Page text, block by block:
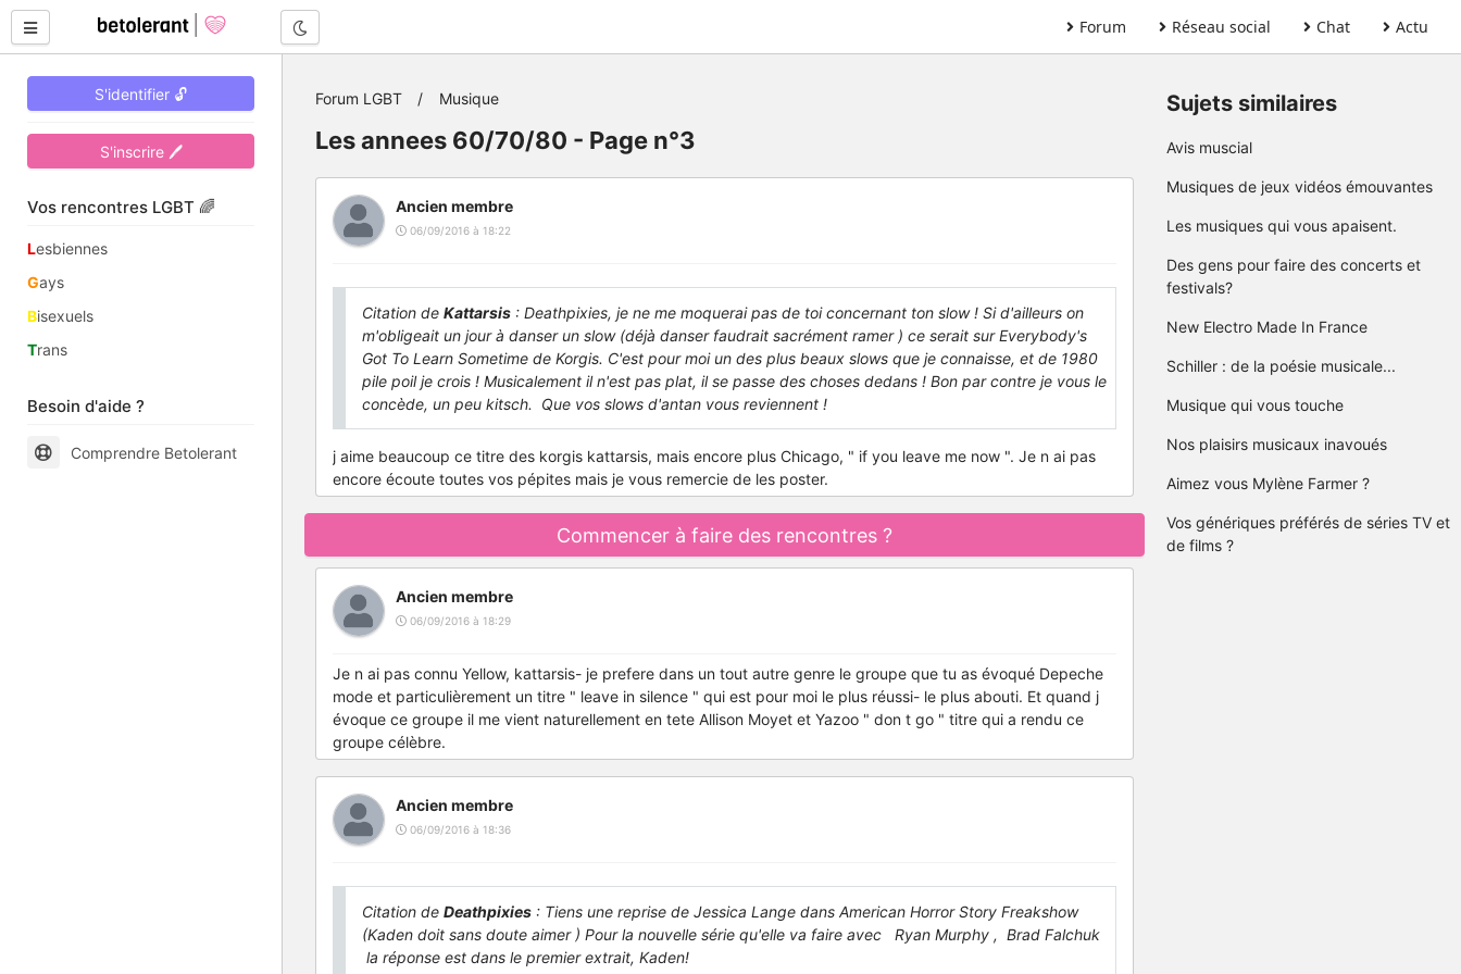
Forum Réseau social Chat Actu
S'identifier 🔓
S'inscrire 🖊
Vos rencontres LGBT 🌈
Lesbiennes
Gays
Bisexuels
Trans
Besoin d'aide ?
Comprendre Betolerant
Forum LGBT Musique
Les annees 60/70/80 - Page n°3
Ancien membre
06/09/2016 à 18:22
Citation de Kattarsis : Deathpixies, je ne me moquerai pas de toi concernant ton slow ! Si d'ailleurs on
m'obligeait un jour à danser un slow (déjà danser faudrait sacrément ramer ) ce serait sur Everybody's
Got To Learn Sometime de Korgis. C'est pour moi un des plus beaux slows que je connaisse, et de 1980
pile poil je crois ! Musicalement il n'est pas plat, il se passe des choses dedans ! Bon par contre je vous le
concède, un peu kitsch. Que vos slows d'antan vous reviennent !
j aime beaucoup ce titre des korgis kattarsis, mais encore plus Chicago, " if you leave me now ". Je n ai pas
encore écoute toutes vos pépites mais je vous remercie de les poster.
Commencer à faire des rencontres ?
Ancien membre
06/09/2016 à 18:29
Je n ai pas connu Yellow, kattarsis- je prefere dans un tout autre genre le groupe que tu as évoqué Depeche
mode et particulièrement un titre " leave in silence " qui est pour moi le plus réussi- le plus abouti. Et quand j
évoque ce groupe il me vient naturellement en tete Allison Moyet et Yazoo " don t go " titre qui a rendu ce
groupe célèbre.
Ancien membre
06/09/2016 à 18:36
Citation de Deathpixies : Tiens une reprise de Jessica Lange dans American Horror Story Freakshow
(Kaden doit sans doute aimer ) Pour la nouvelle série qu'elle va faire avec Ryan Murphy , Brad Falchuk
la réponse est dans le premier extrait, Kaden!
Sujets similaires
Avis muscial
Musiques de jeux vidéos émouvantes
Les musiques qui vous apaisent.
Des gens pour faire des concerts et
festivals?
New Electro Made In France
Schiller : de la poésie musicale...
Musique qui vous touche
Nos plaisirs musicaux inavoués
Aimez vous Mylène Farmer ?
Vos génériques préférés de séries TV et
de films ?